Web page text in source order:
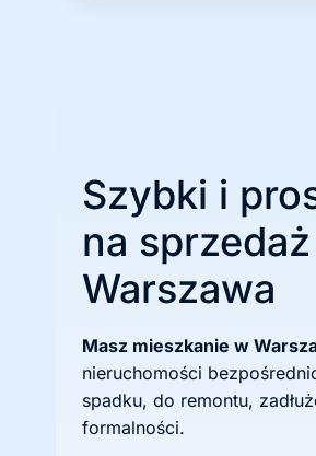
Szybki i
na
Warszawa
Masz mieszkanie w
nieruchomości
spadku, do remontu,
formalności.